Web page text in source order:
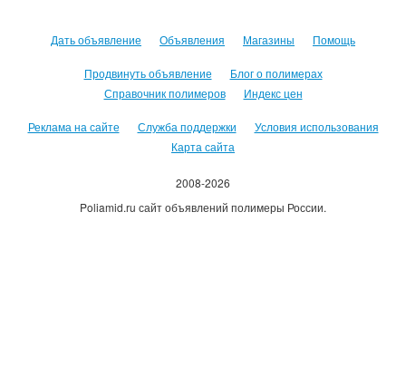
Дать объявление Объявления Магазины Помощь
Продвинуть объявление
Блог о полимерах
Справочник полимеров
Индекс цен
Реклама на сайте Служба поддержки
Условия использования
Карта сайта
2008-2026
Poliamid.ru сайт объявлений полимеры России.